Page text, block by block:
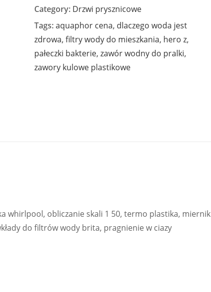
Category: Drzwi prysznicowe
Tags:aquaphor cena, dlaczego woda jest
zdrowa, filtry wody do mieszkania, hero z,
pałeczki bakterie, zawór wodny do pralki,
zawory kulowe plastikowe
whirlpool, obliczanie skali 1 50, termo plastika, miernik
do filtrów wody brita, pragnienie w ciazy